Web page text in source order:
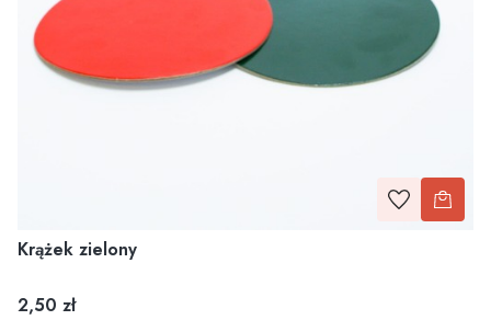
Krążek zielony
Cena
2,50 zł